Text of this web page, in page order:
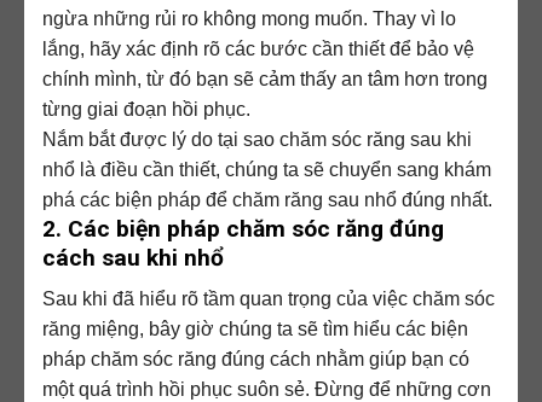
ngừa những rủi ro không mong muốn. Thay vì lo
lắng, hãy xác định rõ các bước cần thiết để bảo vệ
chính mình, từ đó bạn sẽ cảm thấy an tâm hơn trong
từng giai đoạn hồi phục.
Nắm bắt được lý do tại sao chăm sóc răng sau khi
nhổ là điều cần thiết, chúng ta sẽ chuyển sang khám
phá các biện pháp để chăm răng sau nhổ đúng nhất.
2. Các biện pháp chăm sóc răng đúng
cách sau khi nhổ
Sau khi đã hiểu rõ tầm quan trọng của việc chăm sóc
răng miệng, bây giờ chúng ta sẽ tìm hiểu các biện
pháp chăm sóc răng đúng cách nhằm giúp bạn có
một quá trình hồi phục suôn sẻ. Đừng để những cơn